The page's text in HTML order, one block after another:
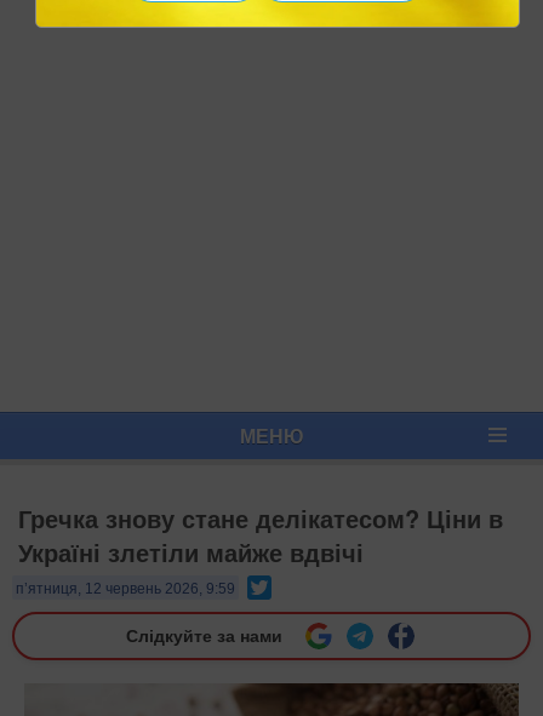
МЕНЮ
Гречка знову стане делікатесом? Ціни в
Україні злетіли майже вдвічі
п’ятниця, 12 червень 2026, 9:59
Слідкуйте за нами